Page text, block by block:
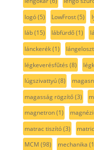
logó(5) LowFrost(5)
láb(15) lábfürdő(1)
lánckerék(1)
légkeverésfűtés (8)
lúgszivattyú(8)
magasság rögzítő(3)
magnetron(1)
matrac tiszító(3)
MCM (98) mechanika